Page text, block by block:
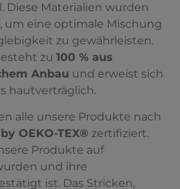
Diese Materialien wurden
um eine optimale Mischung
zu gewährleisten.
zu 100 % aus
Anbau und erweist sich
hautverträglich.
alle unsere Produkte nach
OEKO-TEX® zertifiziert.
Produkte auf
und ihre
ist. Das Stricken,